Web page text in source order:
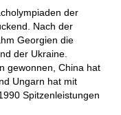
der
Nach der
Georgien die
der Ukraine.
gewonnen, China hat
Ungarn hat mit
Spitzenleistungen